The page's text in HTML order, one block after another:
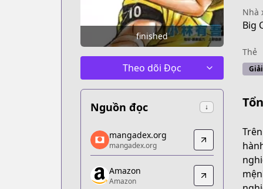
finished
Theo dõi Đọc
Nguồn đọc ↓
mangadex.org
mangadex.org
https://mangadex.org/title/b73371d4-
Amazon
mangadex.org
mangadex.org
Amazon
Amazon
Nhà
Big
Thẻ